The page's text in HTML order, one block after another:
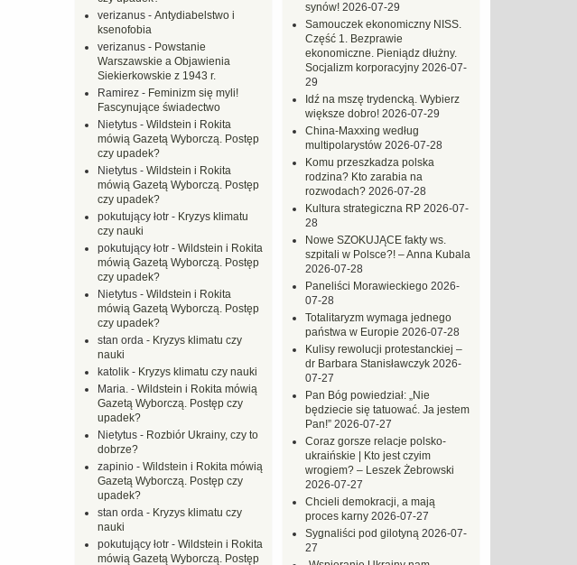
synów! 2026-07-29
Samouczek ekonomiczny NISS.
Część 1. Bezprawie
ekonomiczne. Pieniądz dłużny.
Socjalizm korporacyjny 2026-07-
29
Idź na mszę trydencką. Wybierz
większe dobro! 2026-07-29
China-Maxxing według
multipolarystów 2026-07-28
Komu przeszkadza polska
rodzina? Kto zarabia na
rozwodach? 2026-07-28
Kultura strategiczna RP 2026-07-
28
Nowe SZOKUJĄCE fakty ws.
szpitali w Polsce?! – Anna Kubala
2026-07-28
Paneliści Morawieckiego 2026-
07-28
Totalitaryzm wymaga jednego
państwa w Europie 2026-07-28
Kulisy rewolucji protestanckiej –
dr Barbara Stanisławczyk 2026-
07-27
Pan Bóg powiedział: „Nie
będziecie się tatuować. Ja jestem
Pan!” 2026-07-27
Coraz gorsze relacje polsko-
ukraińskie | Kto jest czyim
wrogiem? – Leszek Żebrowski
2026-07-27
Chcieli demokracji, a mają
proces karny 2026-07-27
Sygnaliści pod gilotyną 2026-07-
27
verizanus - Antydiabelstwo i
ksenofobia
verizanus - Powstanie
Warszawskie a Objawienia
Siekierkowskie z 1943 r.
Ramirez - Feminizm się myli!
Fascynujące świadectwo
Nietytus - Wildstein i Rokita
mówią Gazetą Wyborczą. Postęp
czy upadek?
Nietytus - Wildstein i Rokita
mówią Gazetą Wyborczą. Postęp
czy upadek?
pokutujący łotr - Kryzys klimatu
czy nauki
pokutujący łotr - Wildstein i Rokita
mówią Gazetą Wyborczą. Postęp
czy upadek?
Nietytus - Wildstein i Rokita
mówią Gazetą Wyborczą. Postęp
czy upadek?
stan orda - Kryzys klimatu czy
nauki
katolik - Kryzys klimatu czy nauki
Maria. - Wildstein i Rokita mówią
Gazetą Wyborczą. Postęp czy
upadek?
Nietytus - Rozbiór Ukrainy, czy to
dobrze?
zapinio - Wildstein i Rokita mówią
Gazetą Wyborczą. Postęp czy
upadek?
stan orda - Kryzys klimatu czy
nauki
pokutujący łotr - Wildstein i Rokita
mówią Gazetą Wyborczą. Postęp